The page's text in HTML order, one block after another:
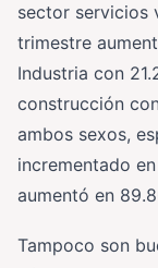
sector servicios
trimestre
Industria con
construcción
ambos sexos,
incrementado
aumentó en
Tampoco son